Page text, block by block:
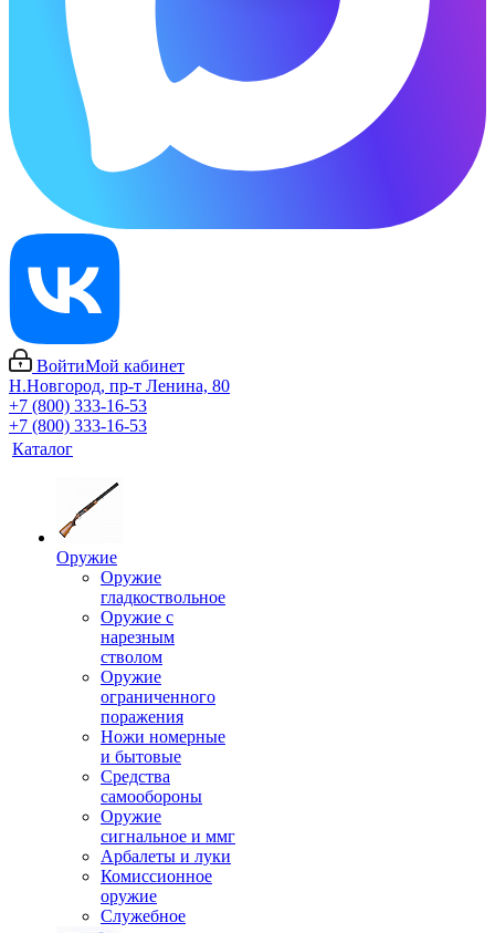
ВойтиМой кабинет
Н.Новгород, пр-т Ленина, 80
+7 (800) 333-16-53
+7 (800) 333-16-53
Каталог
Оружие
Оружие
гладкоствольное
Оружие с
нарезным
стволом
Оружие
ограниченного
поражения
Ножи номерные
и бытовые
Средства
самообороны
Оружие
сигнальное и ммг
Арбалеты и луки
Комиссионное
оружие
Служебное